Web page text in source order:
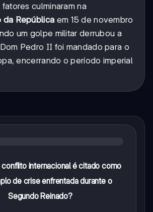
culminaram na
da República em 15 de novembro
um golpe militar derrubou a
Pedro II foi mandado para o
encerrando o período imperial
conflito internacional é citado como
de crise enfrentada durante o
Segundo Reinado?